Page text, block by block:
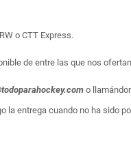
o CTT Express.
de entre las que nos
o
entrega cuando no ha sido